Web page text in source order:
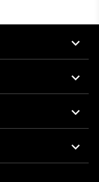



